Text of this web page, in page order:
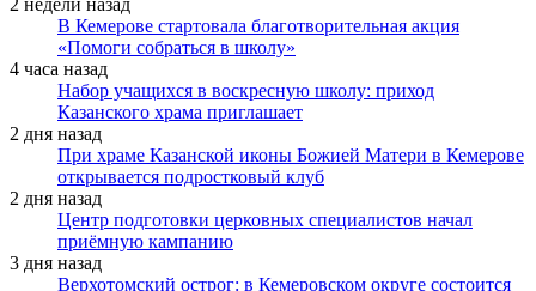
В Кемерове стартовала благотворительная акция
«Помоги собраться в школу»
4 часа назад
Набор учащихся в воскресную школу: приход
Казанского храма приглашает
2 дня назад
При храме Казанской иконы Божией Матери в Кемерове
открывается подростковый клуб
2 дня назад
Центр подготовки церковных специалистов начал
приёмную кампанию
3 дня назад
Верхотомский острог: в Кемеровском округе состоится